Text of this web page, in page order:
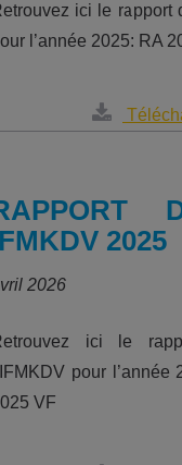
ici le rapport
l’année 2025: RA
2025
2026
ici le
pour
VF